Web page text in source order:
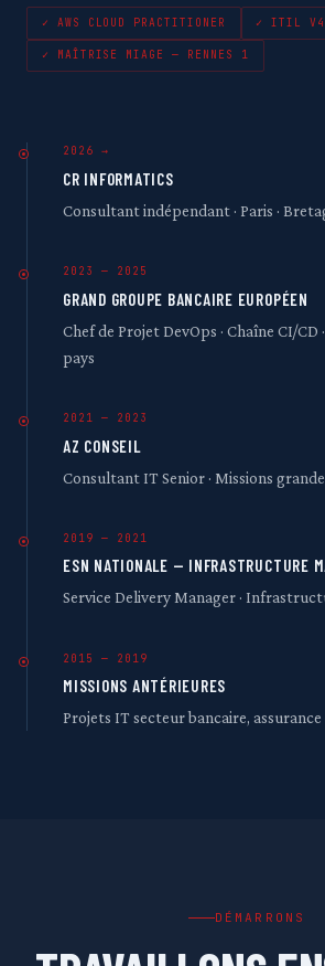
✓ AWS CLOUD PRACTITIONER ✓ ITIL V4
✓ MAÎTRISE MIAGE — RENNES 1
2026 →
CR INFORMATICS
Consultant indépendant · Paris ·
2023 — 2025
GRAND GROUPE BANCAIRE EUROPÉEN
Chef de Projet DevOps · Chaîne CI/
pays
2021 — 2023
AZ CONSEIL
Consultant IT Senior · Missions
2019 — 2021
ESN NATIONALE — INFRASTRUCTURE
Service Delivery Manager ·
2015 — 2019
MISSIONS ANTÉRIEURES
Projets IT secteur bancaire,
DÉMARRONS